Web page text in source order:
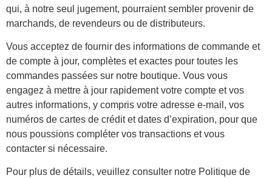
qui, à notre seul jugement, pourraient sembler provenir de
marchands, de revendeurs ou de distributeurs.
Vous acceptez de fournir des informations de commande et
de compte à jour, complètes et exactes pour toutes les
commandes passées sur notre boutique. Vous vous
engagez à mettre à jour rapidement votre compte et vos
autres informations, y compris votre adresse e-mail, vos
numéros de cartes de crédit et dates d’expiration, pour que
nous poussions compléter vos transactions et vous
contacter si nécessaire.
Pour plus de détails, veuillez consulter notre Politique de